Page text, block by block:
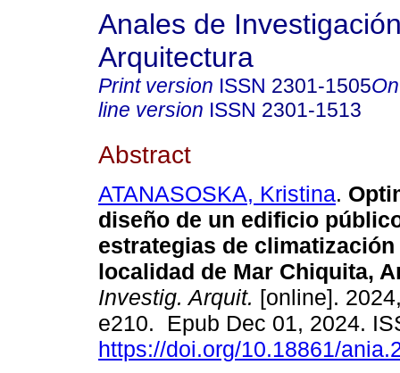
Anales de
Arquitectura
Print version ISSN 2301-1505
line version ISSN 2301-1513
Abstract
ATANASOSKA, Kristina.
diseño de un edificio
estrategias de
localidad de Mar Chiquita,
Investig. Arquit. [online].
e210. Epub Dec 01, 2024.
https://doi.org/10.18861/